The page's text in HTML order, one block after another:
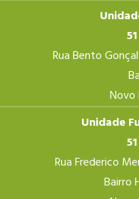
Rua Bento
Novo
Unidade
Rua Frederico
Bairro